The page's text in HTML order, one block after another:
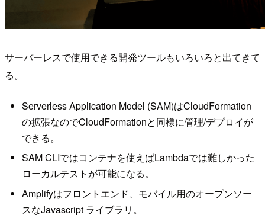
サーバーレスで使用できる開発ツールもいろいろと出てきて
る。
Serverless Application Model (SAM)はCloudFormation
の拡張なのでCloudFormationと同様に管理/デプロイが
できる。
SAM CLIではコンテナを使えばLambdaでは難しかった
ローカルテストが可能になる。
Amplifyはフロントエンド、モバイル用のオープンソー
スなJavascript ライブラリ。